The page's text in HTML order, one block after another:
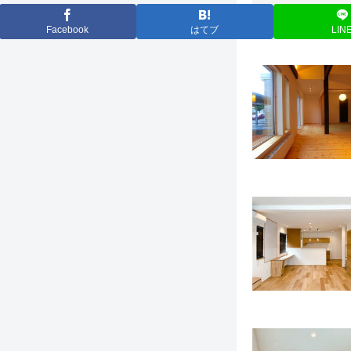
Facebook はてブ